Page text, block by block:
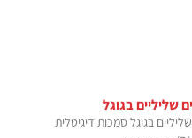
שליליים בגוגל
בגוגל סמכות דיגיטלית